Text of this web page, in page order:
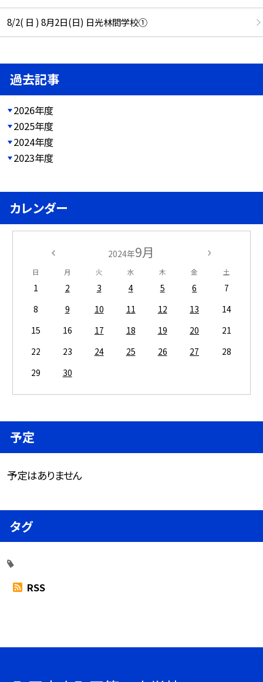
8/2( 日 ) 8月2日(日) 日光林間学校①
過去記事
2026年度
2025年度
2024年度
2023年度
カレンダー
2024年9月
日 月 火 水 木 金 土
1 2 3 4 5 6
7
8
9 10 11 12 13
14
15
16 17 18 19 20
21
22
23 24 25 26 27
28
29
30
予定
予定はありません
タグ
RSS